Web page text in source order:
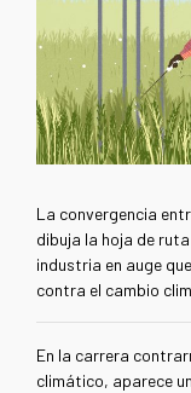
La convergencia
dibuja la hoja de
industria en auge
contra el cambio
En la carrera
climático, aparece